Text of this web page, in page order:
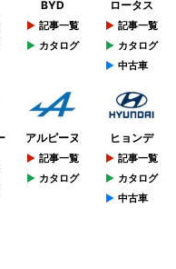
BYD
記事一覧
カタログ
ロータス
記事一覧
カタログ
中古車
アルピーヌ
記事一覧
カタログ
ヒョンデ
記事一覧
カタログ
中古車